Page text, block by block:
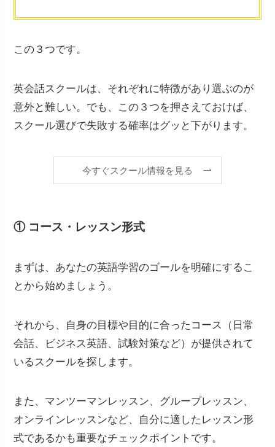
この３つです。
英会話スクールは、それぞれに特徴があり選ぶのが
意外と難しい。でも、この３つを押さえておけば、
スクール選びで失敗する確率はグッと下がります。
今すぐスクール情報を見る
① コース・レッスン形式
まずは、あなたの英語学習のゴールを明確にするこ
とから始めましょう。
それから、自身の目標や目的に合ったコース（日常
会話、ビジネス英語、試験対策など）が提供されて
いるスクールを探します。
また、マンツーマンレッスン、グループレッスン、
オンラインレッスンなど、自分に適したレッスン形
式であるかも重要なチェックポイントです。